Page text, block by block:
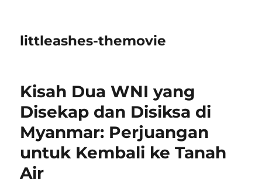
littleashes-themovie
Kisah Dua WNI yang
Disekap dan Disiksa di
Myanmar: Perjuangan
untuk Kembali ke Tanah
Air